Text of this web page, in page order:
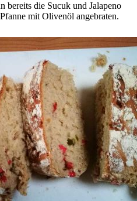
bereits die Sucuk und Jalapeno
mit Olivenöl angebraten.